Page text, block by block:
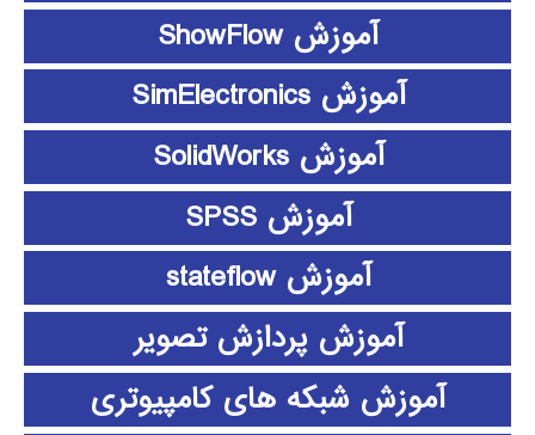
آموزش ShowFlow
آموزش SimElectronics
آموزش SolidWorks
آموزش SPSS
آموزش stateflow
آموزش پردازش تصویر
آموزش شبکه های کامپیوتری